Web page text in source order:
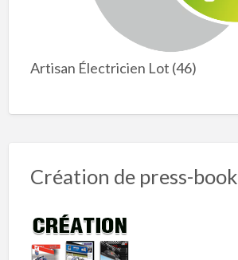
Artisan Électricien Lot (46)
Création de press-book